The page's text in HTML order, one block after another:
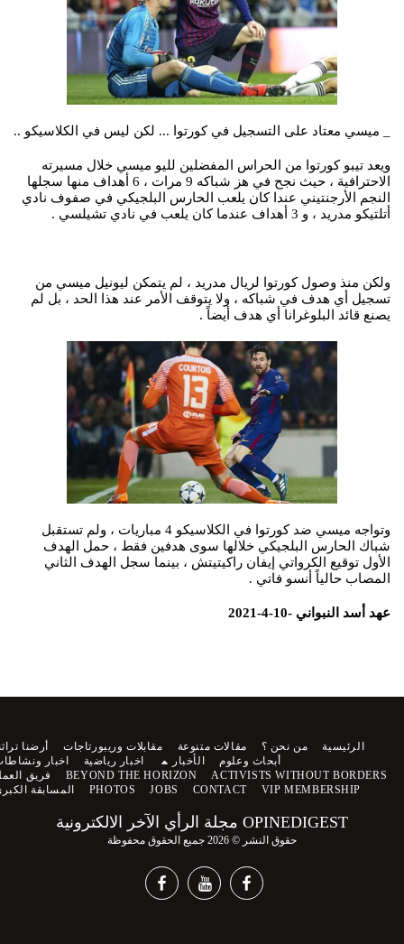
_ ميسي معتاد على التسجيل في كورتوا ... لكن ليس في الكلاسيكو ..
ويعد تيبو كورتوا من الحراس المفضلين لليو ميسي خلال مسيرته
الاحترافية ، حيث نجح في هز شباكه 9 مرات ، 6 أهداف منها سجلها
النجم الأرجنتيني عندا كان يلعب الحارس البلجيكي في صفوف نادي
أتلتيكو مدريد ، و 3 أهداف عندما كان يلعب في نادي تشيلسي .
ولكن منذ وصول كورتوا لريال مدريد ، لم يتمكن ليونيل ميسي من
تسجيل أي هدف في شباكه ، ولا يتوقف الأمر عند هذا الحد ، بل لم
يصنع قائد البلوغرانا أي هدف أيضاً .
وتواجه ميسي ضد كورتوا في الكلاسيكو 4 مباريات ، ولم تستقبل
شباك الحارس البلجيكي خلالها سوى هدفين فقط ، حمل الهدف
الأول توقيع الكرواتي إيفان راكيتيتش ، بينما سجل الهدف الثاني
المصاب حالياً أنسو فاتي .
عهد أسد النبواني -10-4-2021
OPINEDIGEST مجلة الرأي الآخر الالكترونية
حقوق النشر © 2026 جميع الحقوق محفوظة
الرئيسية من نحن ؟ مقالات متنوعة مقابلات وريبورتاجات
أرضنا تراثنا
أبحاث وعلوم
الأخبار اخبار رياضية
اخبار ونشاطات
ACTIVISTS WITHOUT BORDERS
BEYOND THE HORIZON
فريق العمل
VIP MEMBERSHIP
CONTACT
JOBS
PHOTOS المسابقة الكبرى